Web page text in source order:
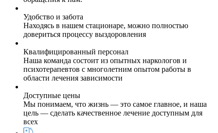
Удобство и забота
Находясь в нашем стационаре, можно полностью
довериться процессу выздоровления
Квалифицированный персонал
Наша команда состоит из опытных наркологов и
психотерапевтов с многолетним опытом работы в
области лечения зависимости
Доступные цены
Мы понимаем, что жизнь — это самое главное, и наша
цель — сделать качественное лечение доступным для
всех